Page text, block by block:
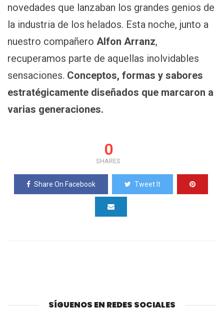
novedades que lanzaban los grandes genios de
la industria de los helados. Esta noche, junto a
nuestro compañero Alfon Arranz,
recuperamos parte de aquellas inolvidables
sensaciones. Conceptos, formas y sabores
estratégicamente diseñados que marcaron a
varias generaciones.
0
SHARES
Share On Facebook Tweet It
SÍGUENOS EN REDES SOCIALES